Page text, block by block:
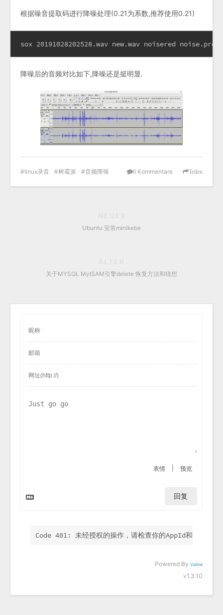
根据噪音提取码进行降噪处理(0.21为系数,推荐使用0.21)
sox 20191028202528.wav new.wav noisered
降噪后的音频对比如下,降噪还是挺明显.
Teilen
0 Kommentare
linux录音 树霉派 音频降噪
NEUER
Ubuntu 安装minikebe
ÄLTER
关于MYSQL MyISAM引擎delete 恢复方法和猜想
表情 预览
回复
Code 401: 未经授权的操作，请检查你的AppId和AppKey.
Powered By Valine
v1.3.10